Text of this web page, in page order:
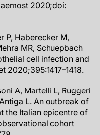
2020;doi:
P, Haberecker M,
MR, Schuepbach
cell infection and
2020;395:1417–1418.
A, Martelli L, Ruggeri
L. An outbreak of
the Italian epicentre of
cohort